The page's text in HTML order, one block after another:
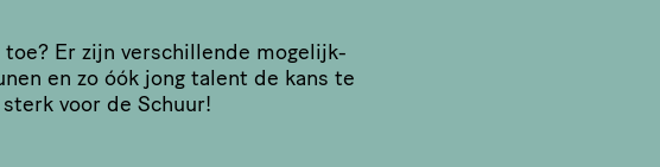
toe? Er zijn verschil­lende moge­lijk­
en zo óók jong talent de kans te
voor de Schuur!